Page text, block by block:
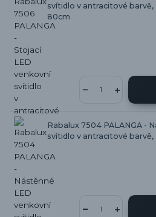
svítidlo v antracitové barvě,
80cm
Rabalux 7504 PALANGA -
svítidlo v antracitové barvě,